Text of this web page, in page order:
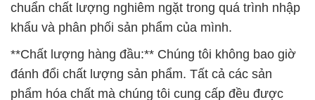
chuẩn chất lượng nghiêm ngặt trong quá trình nhập
khẩu và phân phối sản phẩm của mình.
**Chất lượng hàng đầu:** Chúng tôi không bao giờ
đánh đổi chất lượng sản phẩm. Tất cả các sản
phẩm hóa chất mà chúng tôi cung cấp đều được